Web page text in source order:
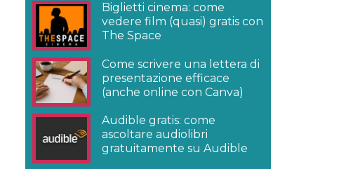
Biglietti cinema: come
vedere film (quasi) gratis con
The Space
Come scrivere una lettera di
presentazione efficace
(anche online con Canva)
Audible gratis: come
ascoltare audiolibri
gratuitamente su Audible